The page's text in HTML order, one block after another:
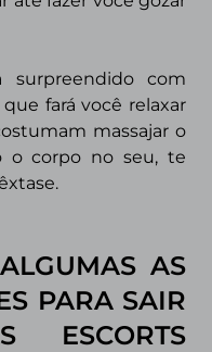
com
fará você relaxar
massajar o
o corpo no seu, te
AS
PARA SAIR
ESCORTS